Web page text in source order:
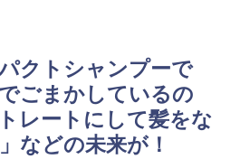
クトシャンプーで
ごまかしているの
レートにして髪をな
などの未来が！